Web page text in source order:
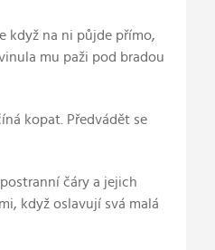
když na ni půjde přímo,
mu paži pod bradou
kopat. Předvádět se
čáry a jejich
když oslavují svá malá